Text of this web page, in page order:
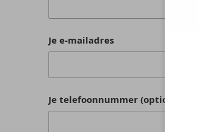
Je e-mailadres
Je telefoonnummer (optioneel)